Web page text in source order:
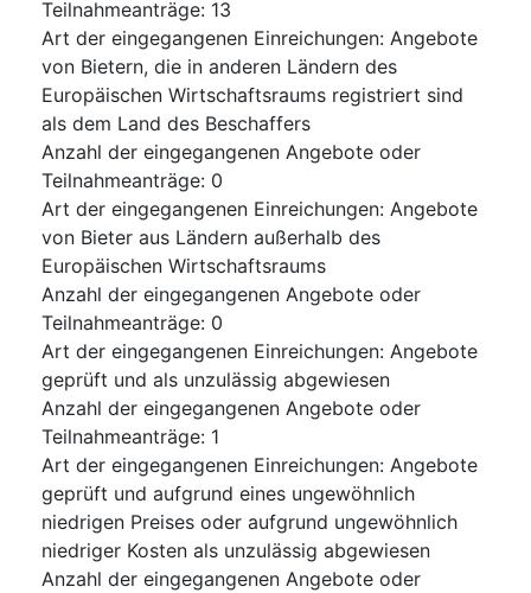
Teilnahmeanträge: 13
Art der eingegangenen Einreichungen: Angebote
von Bietern, die in anderen Ländern des
Europäischen Wirtschaftsraums registriert sind
als dem Land des Beschaffers
Anzahl der eingegangenen Angebote oder
Teilnahmeanträge: 0
Art der eingegangenen Einreichungen: Angebote
von Bieter aus Ländern außerhalb des
Europäischen Wirtschaftsraums
Anzahl der eingegangenen Angebote oder
Teilnahmeanträge: 0
Art der eingegangenen Einreichungen: Angebote
geprüft und als unzulässig abgewiesen
Anzahl der eingegangenen Angebote oder
Teilnahmeanträge: 1
Art der eingegangenen Einreichungen: Angebote
geprüft und aufgrund eines ungewöhnlich
niedrigen Preises oder aufgrund ungewöhnlich
niedriger Kosten als unzulässig abgewiesen
Anzahl der eingegangenen Angebote oder